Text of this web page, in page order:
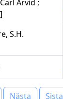
Arvid ;
S.H.
Nästa Sista